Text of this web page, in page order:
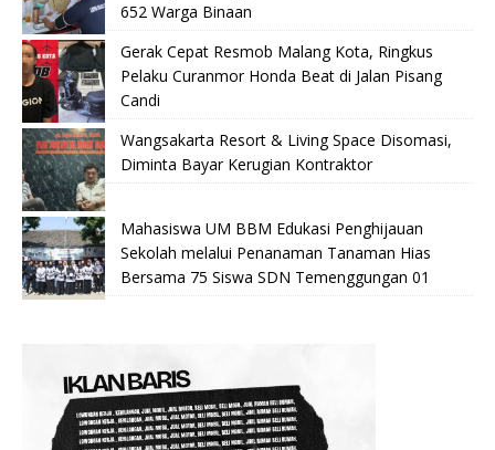
652 Warga Binaan
Gerak Cepat Resmob Malang Kota, Ringkus
Pelaku Curanmor Honda Beat di Jalan Pisang
Candi
Wangsakarta Resort & Living Space Disomasi,
Diminta Bayar Kerugian Kontraktor
Mahasiswa UM BBM Edukasi Penghijauan
Sekolah melalui Penanaman Tanaman Hias
Bersama 75 Siswa SDN Temenggungan 01